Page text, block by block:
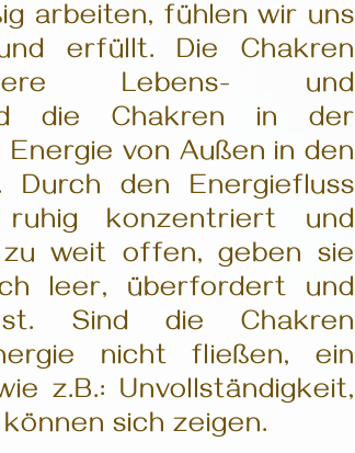
arbeiten, fühlen wir uns
erfüllt. Die Chakren
Lebens- und
die Chakren in der
von Außen in den
den Energiefluss
konzentriert und
weit offen, geben sie
leer, überfordert und
Sind die Chakren
nicht fließen, ein
z.B.: Unvollständigkeit,
sich zeigen.